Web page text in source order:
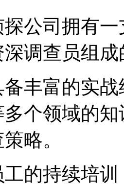
公司拥有
调查员组
丰富的实
个领域的
略。
的持续培